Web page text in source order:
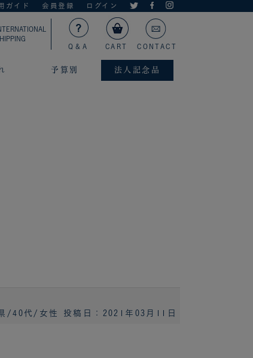
ガイド 会員登録 ログイン
Q＆A
CART CONTACT
予算別 法人記念品
/40代/女性 投稿日：2021年03月11日